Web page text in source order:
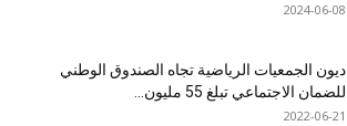
2024-06-08
ديون الجمعيات الرياضية تجاه الصندوق الوطني
للضمان الاجتماعي تبلغ 55 مليون...
2022-06-21